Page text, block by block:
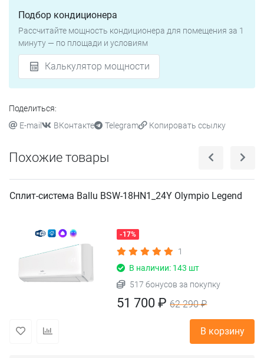
Подбор кондиционера
Рассчитайте мощность кондиционера для помещения за 1
минуту — по площади и условиям
Калькулятор мощности
Поделиться:
E-mail
ВКонтакте Telegram Копировать ссылку
Похожие товары
Сплит-система Ballu BSW-18HN1_24Y Olympio Legend
-17%
1
В наличии: 143 шт
517 бонусов за покупку
51 700 ₽62 290 ₽
В корзину